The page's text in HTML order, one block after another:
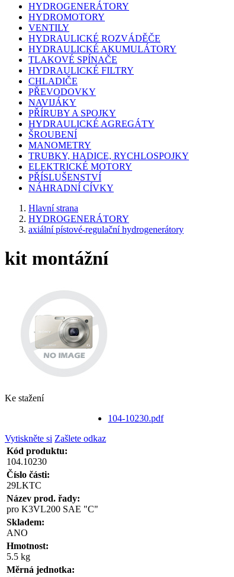
HYDROGENERÁTORY
HYDROMOTORY
VENTILY
HYDRAULICKÉ ROZVÁDĚČE
HYDRAULICKÉ AKUMULÁTORY
TLAKOVÉ SPÍNAČE
HYDRAULICKÉ FILTRY
CHLADIČE
PŘEVODOVKY
NAVIJÁKY
PŘÍRUBY A SPOJKY
HYDRAULICKÉ AGREGÁTY
ŠROUBENÍ
MANOMETRY
TRUBKY, HADICE, RYCHLOSPOJKY
ELEKTRICKÉ MOTORY
PŘÍSLUŠENSTVÍ
NÁHRADNÍ CÍVKY
Hlavní strana
HYDROGENERÁTORY
axiální pístové-regulační hydrogenerátory
kit montážní
Ke stažení
104-10230.pdf
Vytiskněte si Zašlete odkaz
Kód produktu:
104.10230
Číslo části:
29LKTC
Název prod. řady:
pro K3VL200 SAE "C"
Skladem:
ANO
Hmotnost:
5.5 kg
Měrná jednotka: